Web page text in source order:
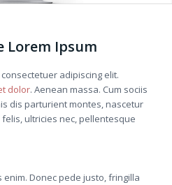
Lorem Ipsum
adipiscing elit.
dolor. Aenean massa. Cum sociis
dis parturient montes, nascetur
ultricies nec, pellentesque
enim. Donec pede justo, fringilla